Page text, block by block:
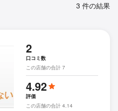
3 件の結果
2
口コミ数
この店舗の合計 7
4.92
評価
この店舗の合計 4.14